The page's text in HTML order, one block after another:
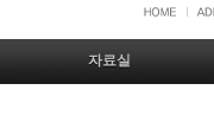
자료실